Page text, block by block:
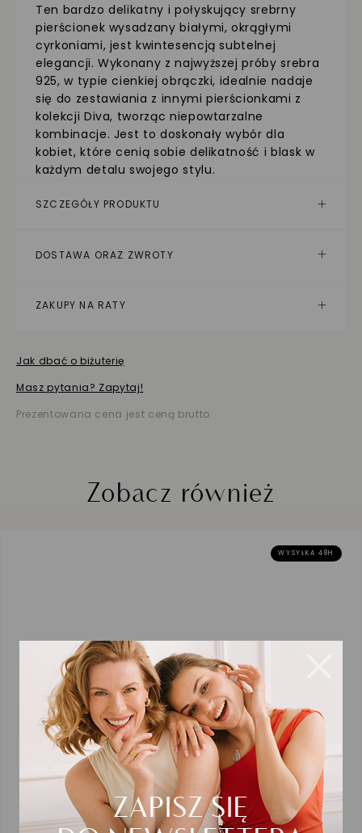
Ten bardzo delikatny i połyskujący srebrny
pierścionek wysadzany białymi, okrągłymi
cyrkoniami, jest kwintesencją subtelnej
elegancji. Wykonany z najwyższej próby srebra
925, w typie cienkiej obrączki, idealnie nadaje
się do zestawiania z innymi pierścionkami z
kolekcji Diva, tworząc niepowtarzalne
kombinacje. Jest to doskonały wybór dla
kobiet, które cenią sobie delikatność i blask w
każdym detalu swojego stylu.
SZCZEGÓŁY PRODUKTU
DOSTAWA ORAZ ZWROTY
ZAKUPY NA RATY
Jak dbać o biżuterię
Masz pytania? Zapytaj!
Prezentowana cena jest ceną brutto
Zobacz również
WYSYŁKA 48H